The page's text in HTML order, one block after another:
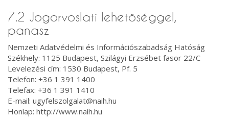
7.2 Jogorvoslati lehetőséggel,
panasz
Nemzeti Adatvédelmi és Információszabadság Hatóság
Székhely: 1125 Budapest, Szilágyi Erzsébet fasor 22/C
Levelezési cím: 1530 Budapest, Pf. 5
Telefon: +36 1 391 1400
Telefax: +36 1 391 1410
E-mail: ugyfelszolgalat@naih.hu
Honlap: http://www.naih.hu